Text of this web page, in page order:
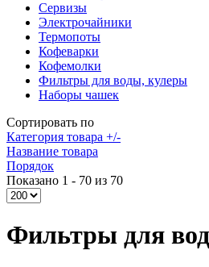
Сервизы
Электрочайники
Термопоты
Кофеварки
Кофемолки
Фильтры для воды, кулеры
Наборы чашек
Сортировать по
Категория товара +/-
Название товара
Порядок
Показано 1 - 70 из 70
Фильтры для